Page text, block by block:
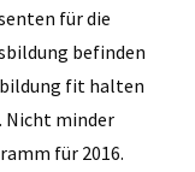
für die
befinden
fit halten
minder
für 2016.